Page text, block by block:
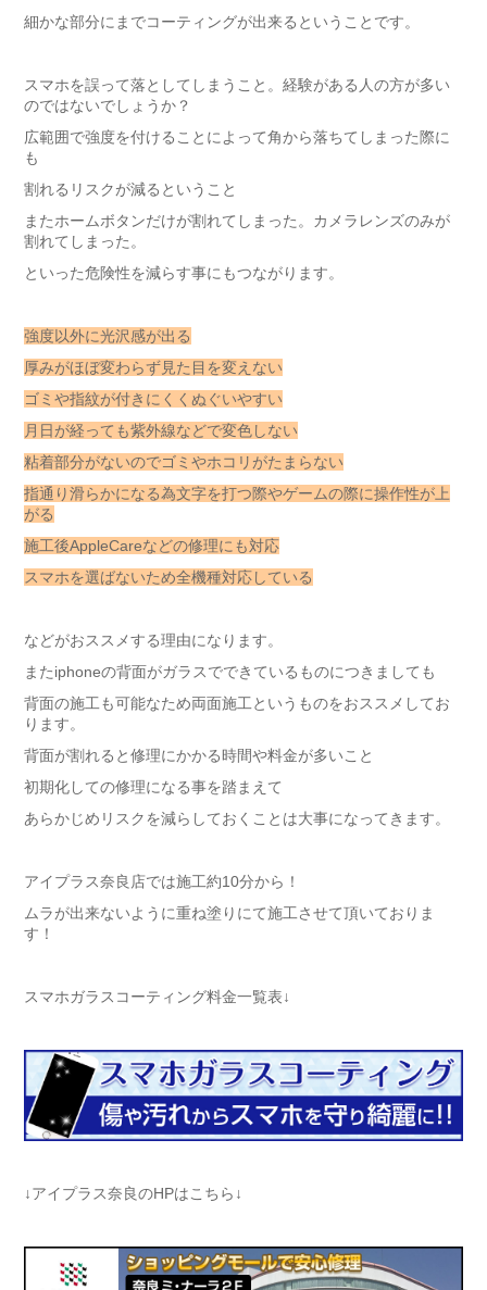
細かな部分にまでコーティングが出来るということです。
スマホを誤って落としてしまうこと。経験がある人の方が多い
のではないでしょうか？
広範囲で強度を付けることによって角から落ちてしまった際に
も
割れるリスクが減るということ
またホームボタンだけが割れてしまった。カメラレンズのみが
割れてしまった。
といった危険性を減らす事にもつながります。
強度以外に光沢感が出る
厚みがほぼ変わらず見た目を変えない
ゴミや指紋が付きにくくぬぐいやすい
月日が経っても紫外線などで変色しない
粘着部分がないのでゴミやホコリがたまらない
指通り滑らかになる為文字を打つ際やゲームの際に操作性が上
がる
施工後AppleCareなどの修理にも対応
スマホを選ばないため全機種対応している
などがおススメする理由になります。
またiphoneの背面がガラスでできているものにつきましても
背面の施工も可能なため両面施工というものをおススメしてお
ります。
背面が割れると修理にかかる時間や料金が多いこと
初期化しての修理になる事を踏まえて
あらかじめリスクを減らしておくことは大事になってきます。
アイプラス奈良店では施工約10分から！
ムラが出来ないように重ね塗りにて施工させて頂いておりま
す！
スマホガラスコーティング料金一覧表↓
↓アイプラス奈良のHPはこちら↓